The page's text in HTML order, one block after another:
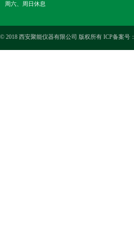
周六、周日休息
© 2018 西安聚能仪器有限公司 版权所有 ICP备案号：